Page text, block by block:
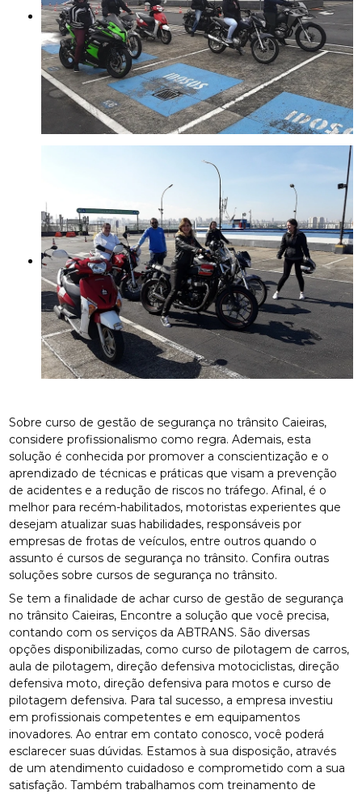
Sobre curso de gestão de segurança no trânsito Caieiras,
considere profissionalismo como regra. Ademais, esta
solução é conhecida por promover a conscientização e o
aprendizado de técnicas e práticas que visam a prevenção
de acidentes e a redução de riscos no tráfego. Afinal, é o
melhor para recém-habilitados, motoristas experientes que
desejam atualizar suas habilidades, responsáveis por
empresas de frotas de veículos, entre outros quando o
assunto é cursos de segurança no trânsito. Confira outras
soluções sobre cursos de segurança no trânsito.
Se tem a finalidade de achar curso de gestão de segurança
no trânsito Caieiras, Encontre a solução que você precisa,
contando com os serviços da ABTRANS. São diversas
opções disponibilizadas, como curso de pilotagem de carros,
aula de pilotagem, direção defensiva motociclistas, direção
defensiva moto, direção defensiva para motos e curso de
pilotagem defensiva. Para tal sucesso, a empresa investiu
em profissionais competentes e em equipamentos
inovadores. Ao entrar em contato conosco, você poderá
esclarecer suas dúvidas. Estamos à sua disposição, através
de um atendimento cuidadoso e comprometido com a sua
satisfação. Também trabalhamos com treinamento de